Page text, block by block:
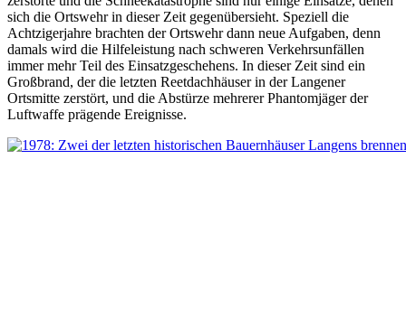
sich die Ortswehr in dieser Zeit gegenübersieht. Speziell die
Achtzigerjahre brachten der Ortswehr dann neue Aufgaben, denn
damals wird die Hilfeleistung nach schweren Verkehrsunfällen
immer mehr Teil des Einsatzgeschehens. In dieser Zeit sind ein
Großbrand, der die letzten Reetdachhäuser in der Langener
Ortsmitte zerstört, und die Abstürze mehrerer Phantomjäger der
Luftwaffe prägende Ereignisse.